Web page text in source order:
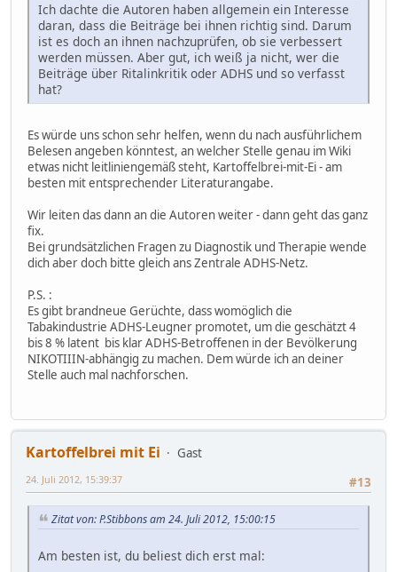
Ich dachte die Autoren haben allgemein ein Interesse
daran, dass die Beiträge bei ihnen richtig sind. Darum
ist es doch an ihnen nachzuprüfen, ob sie verbessert
werden müssen. Aber gut, ich weiß ja nicht, wer die
Beiträge über Ritalinkritik oder ADHS und so verfasst
hat?
Es würde uns schon sehr helfen, wenn du nach ausführlichem
Belesen angeben könntest, an welcher Stelle genau im Wiki
etwas nicht leitliniengemäß steht, Kartoffelbrei-mit-Ei - am
besten mit entsprechender Literaturangabe.
Wir leiten das dann an die Autoren weiter - dann geht das ganz
fix.
Bei grundsätzlichen Fragen zu Diagnostik und Therapie wende
dich aber doch bitte gleich ans Zentrale ADHS-Netz.
P.S. :
Es gibt brandneue Gerüchte, dass womöglich die
Tabakindustrie ADHS-Leugner promotet, um die geschätzt 4
bis 8 % latent bis klar ADHS-Betroffenen in der Bevölkerung
NIKOTIIIN-abhängig zu machen. Dem würde ich an deiner
Stelle auch mal nachforschen.
Kartoffelbrei mit Ei
Gast
#13
24. Juli 2012, 15:39:37
Zitat von: P.Stibbons am 24. Juli 2012, 15:00:15
Am besten ist, du beliest dich erst mal: